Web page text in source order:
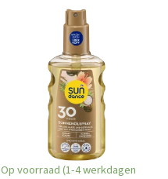
Op voorraad (1-4 werkdagen